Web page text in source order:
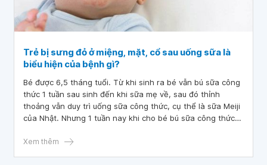
Trẻ bị sưng đỏ ở miệng, mặt, cổ sau uống sữa là
biểu hiện của bệnh gì?
Bé được 6,5 tháng tuổi. Từ khi sinh ra bé vẫn bú sữa công
thức 1 tuần sau sinh đến khi sữa mẹ về, sau đó thỉnh
thoảng vẫn duy trì uống sữa công thức, cụ thể là sữa Meiji
của Nhật. Nhưng 1 tuần nay khi cho bé bú sữa công thức
lần bị cả ở cổ và mặt, trẻ bị sưng đỏ ở miệng, mặt, cổ sau
Xem thêm